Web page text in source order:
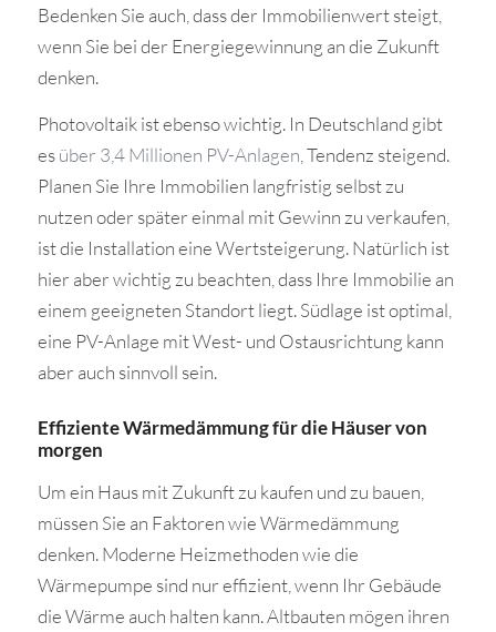
Bedenken Sie auch, dass der Immobilienwert steigt,
wenn Sie bei der Energiegewinnung an die Zukunft
denken.
Photovoltaik ist ebenso wichtig. In Deutschland gibt
esüber 3,4 Millionen PV-Anlagen, Tendenz steigend.
Planen Sie Ihre Immobilien langfristig selbst zu
nutzen oder später einmal mit Gewinn zu verkaufen,
ist die Installation eine Wertsteigerung. Natürlich ist
hier aber wichtig zu beachten, dass Ihre Immobilie an
einem geeigneten Standort liegt. Südlage ist optimal,
eine PV-Anlage mit West- und Ostausrichtung kann
aber auch sinnvoll sein.
Effiziente Wärmedämmung für die Häuser von
morgen
Um ein Haus mit Zukunft zu kaufen und zu bauen,
müssen Sie an Faktoren wie Wärmedämmung
denken. Moderne Heizmethoden wie die
Wärmepumpe sind nur effizient, wenn Ihr Gebäude
die Wärme auch halten kann. Altbauten mögen ihren